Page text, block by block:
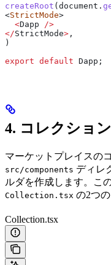
createRoot (document .
<StrictMode>
  <
Dapp />
</StrictMode> ,
)
export default Dapp ;
4. コレクショ
マーケットプレイスの
src/components ディレ
ルダを作成します。こ
Collection.tsx の2つ
Collection.tsx